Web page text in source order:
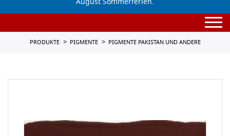
August Sommerferien.
PRODUKTE PIGMENTE PIGMENTE PAKISTAN UND ANDERE